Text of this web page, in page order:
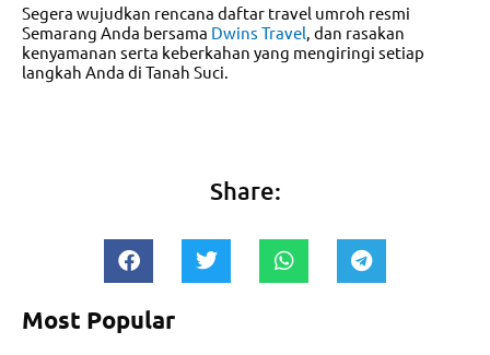
Segera wujudkan rencana daftar travel umroh resmi
Semarang Anda bersama Dwins Travel , dan rasakan
kenyamanan serta keberkahan yang mengiringi setiap
langkah Anda di Tanah Suci.
Share:
Most Popular